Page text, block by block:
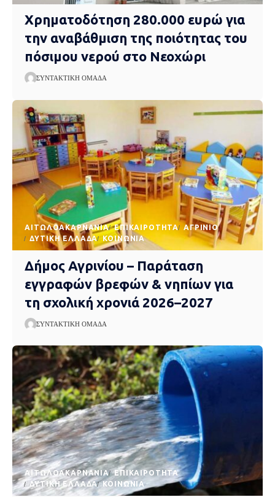
Χρηματοδότηση 280.000 ευρώ για
την αναβάθμιση της ποιότητας του
πόσιμου νερού στο Νεοχώρι
ΣΥΝΤΑΚΤΙΚΉ ΟΜΆΔΑ
AΙΤΩΛΟΑΚΑΡΝΑΝΊΑ EΠΙΚΑΙΡΌΤΗΤΑ
ΑΓΡΊΝΙΟ
ΔΥΤΙΚΉ ΕΛΛΆΔΑ
ΚΟΙΝΩΝΊΑ
Δήμος Αγρινίου – Παράταση
εγγραφών βρεφών & νηπίων για
τη σχολική χρονιά 2026–2027
ΣΥΝΤΑΚΤΙΚΉ ΟΜΆΔΑ
AΙΤΩΛΟΑΚΑΡΝΑΝΊΑ
EΠΙΚΑΙΡΌΤΗΤΑ
ΔΥΤΙΚΉ ΕΛΛΆΔΑ
ΚΟΙΝΩΝΊΑ